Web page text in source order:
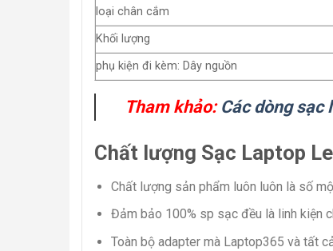
loại chân cắm
Khối lượng
phụ kiện đi kèm: Dây nguồn
Tham khảo: Các dòng sạc
Chất lượng Sạc Laptop
Chất lượng sản phẩm luôn luôn là số
Đảm bảo 100% sp sạc đều là linh kiện
Toàn bộ adapter mà Laptop365 và tất